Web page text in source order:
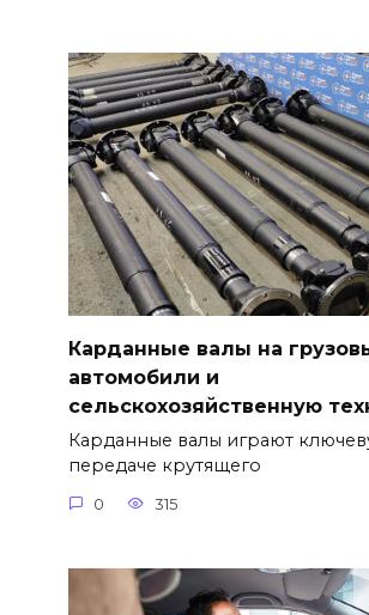
Карданные валы на
автомобили и
сельскохозяйственную
Карданные валы играют
передаче крутящего
0 315